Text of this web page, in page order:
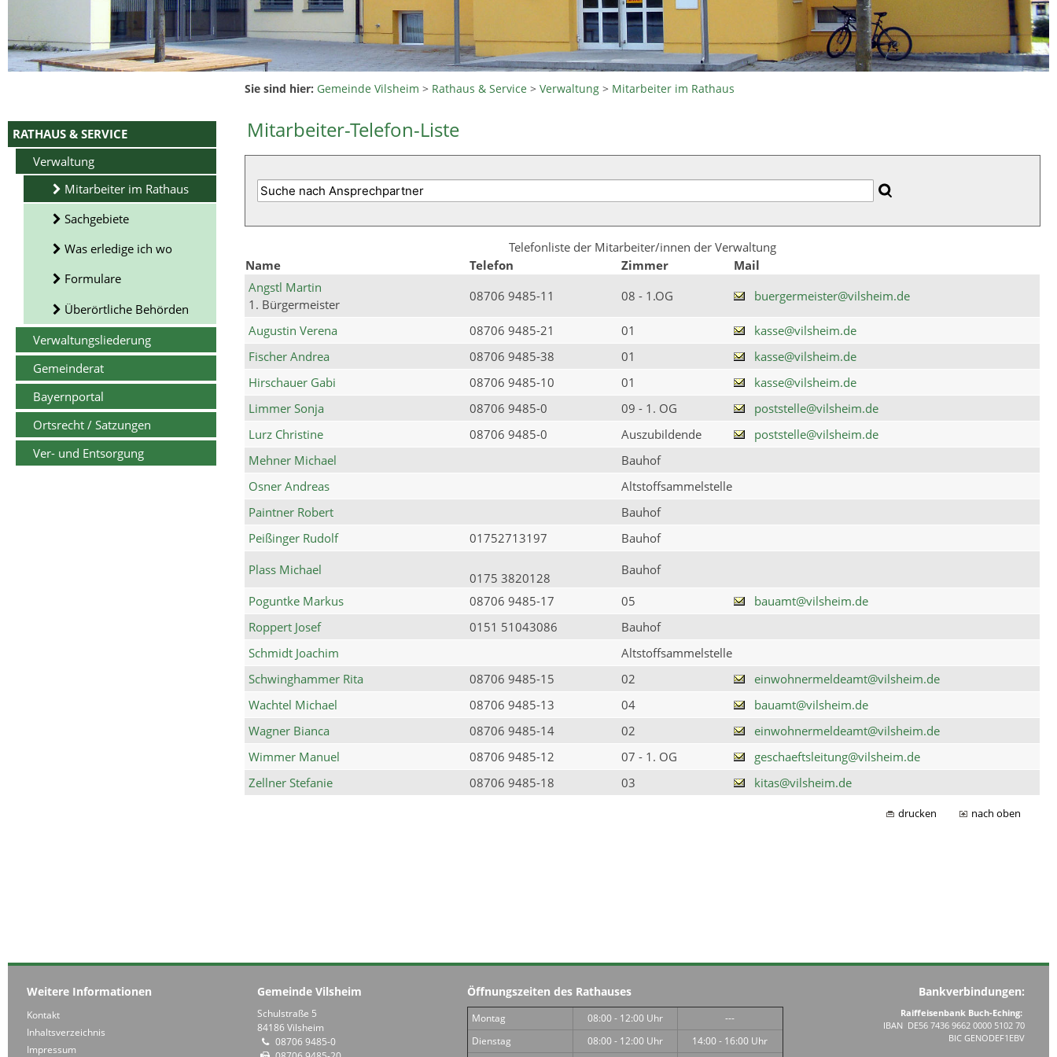
RATHAUS & SERVICE
Verwaltung
Mitarbeiter im Rathaus
Sachgebiete
Was erledige ich wo
Formulare
Überörtliche Behörden
Verwaltungsliederung
Gemeinderat
Bayernportal
Ortsrecht / Satzungen
Ver- und Entsorgung
Sie sind hier: Gemeinde Vilsheim > Rathaus & Service >Verwaltung > Mitarbeiter im Rathaus
Mitarbeiter-Telefon-Liste
Telefonliste der Mitarbeiter/innen der Verwaltung
Name
Telefon Zimmer
Mail
Angstl Martin
1. Bürgermeister
08706 9485-11 08 - 1.OG buergermeister@vilsheim.de
Augustin Verena 08706 9485-21 01
kasse@vilsheim.de
Fischer Andrea
08706 9485-38 01
kasse@vilsheim.de
Hirschauer Gabi
08706 9485-10 01
kasse@vilsheim.de
Limmer Sonja
08706 9485-0 09 - 1. OG
poststelle@vilsheim.de
Lurz Christine
08706 9485-0 Auszubildende
poststelle@vilsheim.de
Mehner Michael
Bauhof
Osner Andreas
Altstoffsammelstelle
Paintner Robert
Bauhof
Peißinger Rudolf
01752713197
Bauhof
Plass Michael
0175 3820128
Bauhof
Poguntke Markus
08706 9485-17 05
bauamt@vilsheim.de
Roppert Josef
0151 51043086
Bauhof
Schmidt Joachim
Altstoffsammelstelle
Schwinghammer Rita
08706 9485-15 02
einwohnermeldeamt@vilsheim.de
Wachtel Michael
08706 9485-13 04
bauamt@vilsheim.de
Wagner Bianca
08706 9485-14 02
einwohnermeldeamt@vilsheim.de
Wimmer Manuel
08706 9485-12 07 - 1. OG
geschaeftsleitung@vilsheim.de
Zellner Stefanie
08706 9485-18 03 kitas@vilsheim.de
drucken nach oben
Weitere Informationen
Kontakt
Inhaltsverzeichnis
Impressum
Gemeinde Vilsheim
Schulstraße 5
84186 Vilsheim
08706 9485-0
Öffnungszeiten des Rathauses
Montag 08:00 - 12:00 Uhr
---
Dienstag
08:00 - 12:00 Uhr
14:00 - 16:00 Uhr
Bankverbindungen:
Raiffeisenbank Buch-Eching:
IBAN DE56 7436 9662 0000 5102 70
BIC GENODEF1EBV